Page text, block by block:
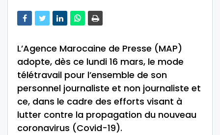
L’Agence Marocaine de Presse (MAP)
adopte, dès ce lundi 16 mars, le mode
télétravail pour l’ensemble de son
personnel journaliste et non journaliste et
ce, dans le cadre des efforts visant à
lutter contre la propagation du nouveau
coronavirus (Covid-19).